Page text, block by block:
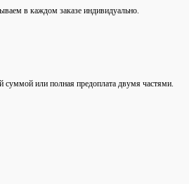
в каждом заказе индивидуально.
суммой или полная предоплата двумя частями.